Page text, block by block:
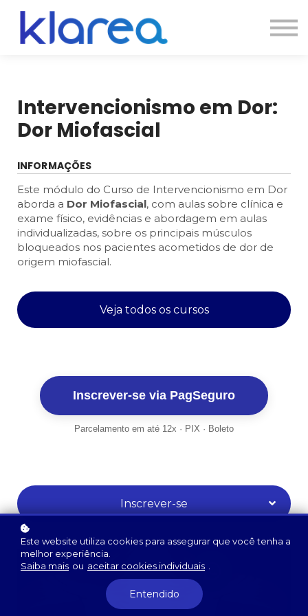
Contato
Cursos
Intervencionismo em Dor:
Dor Miofascial
INFORMAÇÕES
Este módulo do Curso de Intervencionismo em Dor
aborda a Dor Miofascial, com aulas sobre clínica e
exame físico, evidências e abordagem em aulas
individualizadas, sobre os principais músculos
bloqueados nos pacientes acometidos de dor de
origem miofascial.
Veja todos os cursos
Inscrever-se via PagSeguro
Parcelamento em até 12x · PIX · Boleto
Inscrever-se
Este website utiliza cookies para assegurar que você tenha a
melhor experiência.
Saiba mais ou aceitar cookies individuais
Entendido